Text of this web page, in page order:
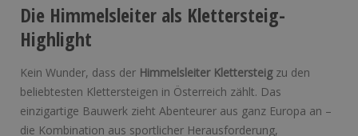
Die Himmelsleiter als Klettersteig-
Highlight
Kein Wunder, dass der Himmelsleiter Klettersteigzu den
beliebtesten Klettersteigen in Österreich zählt. Das
einzigartige Bauwerk zieht Abenteurer aus ganz Europa an –
die Kombination aus sportlicher Herausforderung,